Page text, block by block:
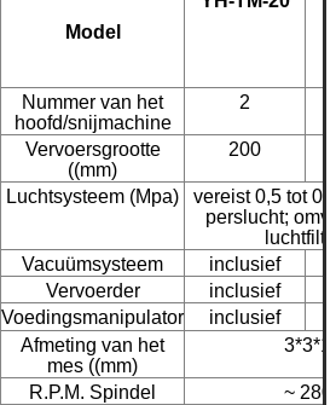
Model
Nummer van het
hoofd/snijmachine
2
Vervoersgrootte
((mm)
200
Luchtsysteem (Mpa)
vereist 0,5 tot
perslucht;
Vacuümsysteem
inclusief
Vervoerder
inclusief
Voedingsmanipulator
inclusief
Afmeting van het
mes ((mm)
R.P.M. Spindel
~